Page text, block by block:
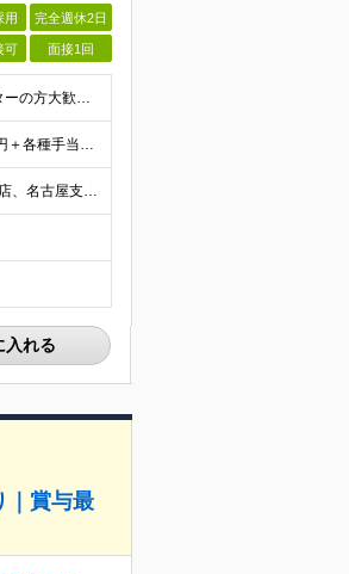
用 完全週休2日
可 面接1回
【20代・30代の未経験者が多数活躍中！】 ●完全未経験、第二新卒、既卒、フリーターの方大歓迎！ ●学歴・職歴・転職回数・ブランク一切不問 ※34歳までの方（若年層の長期キャリア形成を図るため） ★
【首都圏】 月給23万円～50万円＋各種手当＋決算賞与 【大阪】 月給22万円～50万円＋各種手当＋決算賞与 【愛知】 月給21.5万円～50万円＋各種手当＋決算賞与 【福岡・宮城】 月給20万
【転勤なし／U・Iターン歓迎／将来的にフルリモートOK】 本社（新宿区）、大阪支店、名古屋支店または東京都・神奈川県・千葉県・埼玉県・愛知県・大阪府・福岡県をはじめ、全国のプロジェクト先 ※ご希望を
入れる
｜賞与最